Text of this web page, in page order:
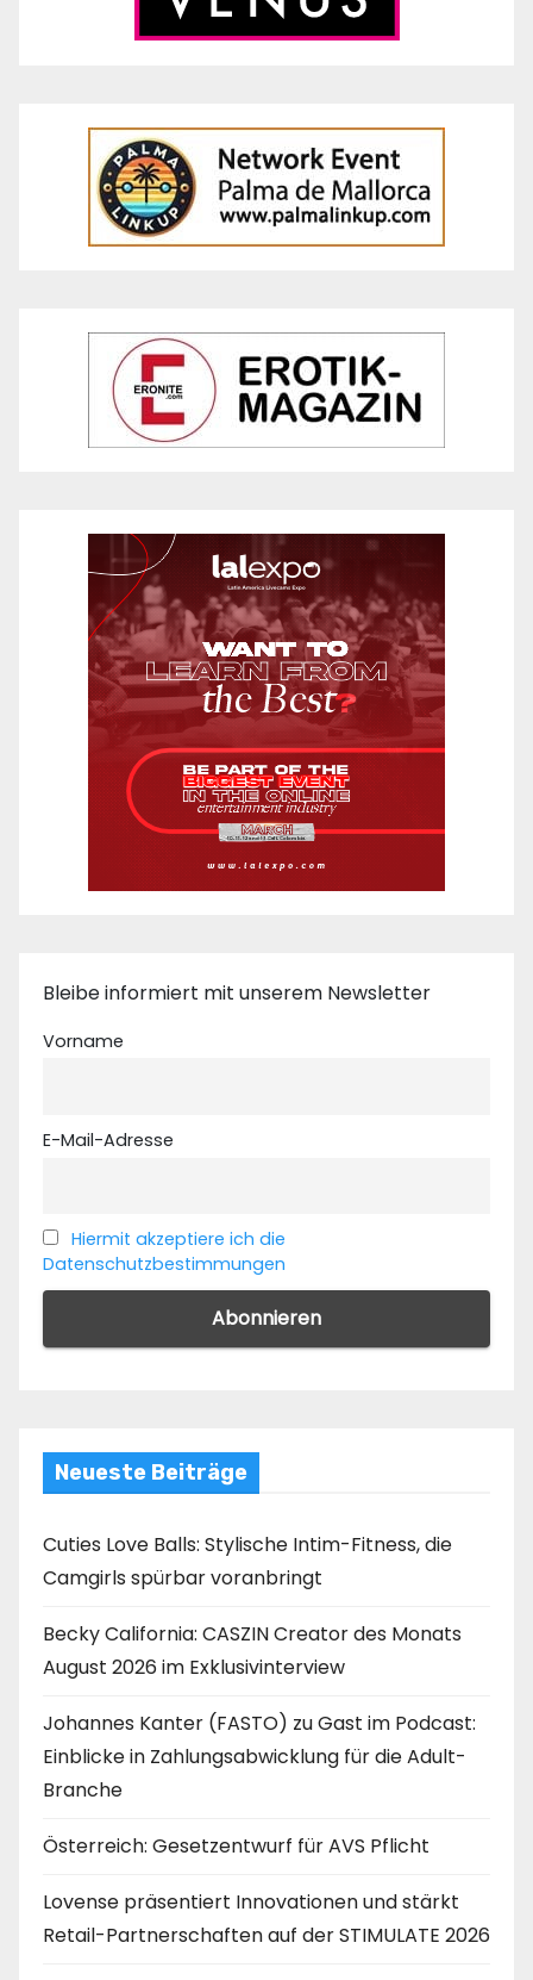
Bleibe informiert mit unserem Newsletter
Vorname
E-Mail-Adresse
Hiermit akzeptiere ich die
Datenschutzbestimmungen
Neueste Beiträge
Cuties Love Balls: Stylische Intim-Fitness, die
Camgirls spürbar voranbringt
Becky California: CASZIN Creator des Monats
August 2026 im Exklusivinterview
Johannes Kanter (FASTO) zu Gast im Podcast:
Einblicke in Zahlungsabwicklung für die Adult-
Branche
Österreich: Gesetzentwurf für AVS Pflicht
Lovense präsentiert Innovationen und stärkt
Retail-Partnerschaften auf der STIMULATE 2026